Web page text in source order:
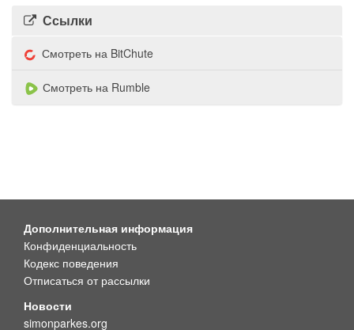
Ссылки
Смотреть на BitChute
Смотреть на Rumble
Дополнительная информация
Конфиденциальность
Кодекс поведения
Отписаться от рассылки
Новости
simonparkes.org